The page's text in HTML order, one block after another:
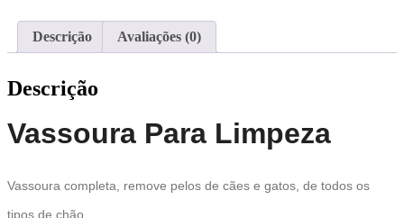
Descrição Avaliações (0)
Descrição
Vassoura Para Limpeza
Vassoura completa, remove pelos de cães e gatos, de todos os
tipos de chão.